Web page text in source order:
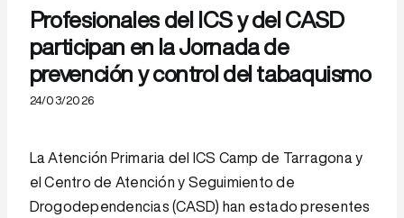
Profesionales del ICS y del CASD
participan en la Jornada de
prevención y control del tabaquismo
24/03/2026
La Atención Primaria del ICS Camp de Tarragona y
el Centro de Atención y Seguimiento de
Drogodependencias (CASD) han estado presentes